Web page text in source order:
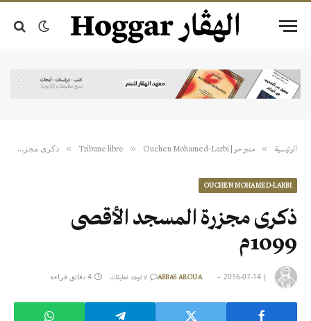
الرئيسية » منبر حر | Tribune libre » Ouchen Mohamed-Larbi
» ذكرى مجزرة المسجد الأقصى 1099م
OUCHEN MOHAMED-LARBI
ذكرى مجزرة المسجد الأقصى
1099م
|
ABBAS AROUA 2016-07-14 لا توجد تعليقات 4 دقائق قراءة